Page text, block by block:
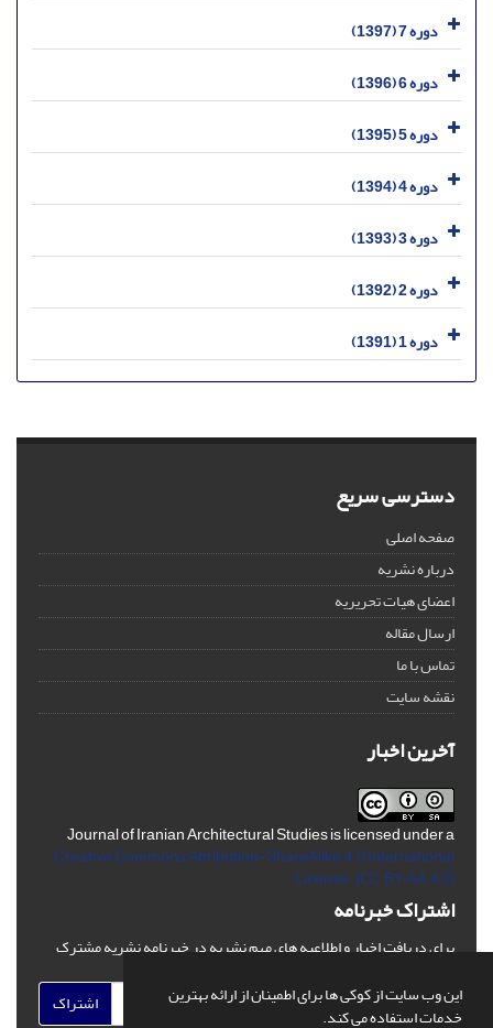
این وب سایت از کوکی ها برای اطمینان از ارائه بهترین
خدمات استفاده می کند.
دوره 7 (1397)
دوره 6 (1396)
دوره 5 (1395)
دوره 4 (1394)
دوره 3 (1393)
دوره 2 (1392)
دوره 1 (1391)
دسترسی سریع
صفحه اصلی
درباره نشریه
اعضای هیات تحریریه
ارسال مقاله
تماس با ما
نقشه سایت
آخرین اخبار
Journal of Iranian Architectural Studies is licensed under a
Creative Commons Attribution-ShareAlike 4.0 International
License. (CC BY-AA 4.0)
اشتراک خبرنامه
برای دریافت اخبار و اطلاعیه های مهم نشریه در خبرنامه نشریه مشترک
اشتراک